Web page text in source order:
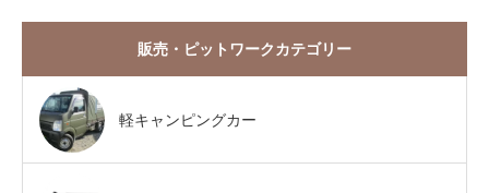
販売・ピットワークカテゴリー
軽キャンピングカー